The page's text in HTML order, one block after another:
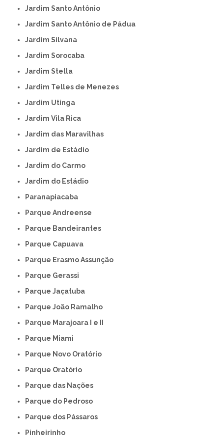
Jardim Santo Antônio
Jardim Santo Antônio de Pádua
Jardim Silvana
Jardim Sorocaba
Jardim Stella
Jardim Telles de Menezes
Jardim Utinga
Jardim Vila Rica
Jardim das Maravilhas
Jardim de Estádio
Jardim do Carmo
Jardim do Estádio
Paranapiacaba
Parque Andreense
Parque Bandeirantes
Parque Capuava
Parque Erasmo Assunção
Parque Gerassi
Parque Jaçatuba
Parque João Ramalho
Parque Marajoara I e II
Parque Miami
Parque Novo Oratório
Parque Oratório
Parque das Nações
Parque do Pedroso
Parque dos Pássaros
Pinheirinho